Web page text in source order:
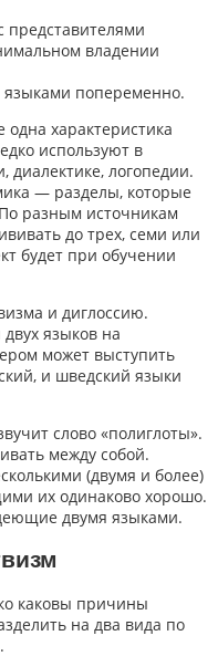
представителями
владении
языками попеременно.
одна характеристика
используют в
диалектике, логопедии.
— разделы, которые
разным источникам
до трех, семи или
будет при обучении
и диглоссию.
языков на
может выступить
и шведский языки
слово «полиглоты».
между собой.
(двумя и более)
их одинаково хорошо.
двумя языками.
каковы причины
на два вида по